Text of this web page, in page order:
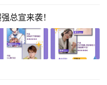
总宣来袭！